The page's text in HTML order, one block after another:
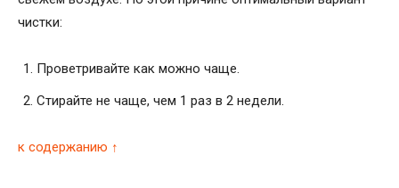
чистки:
Проветривайте как можно чаще.
Стирайте не чаще, чем 1 раз в 2 недели.
к содержанию ↑